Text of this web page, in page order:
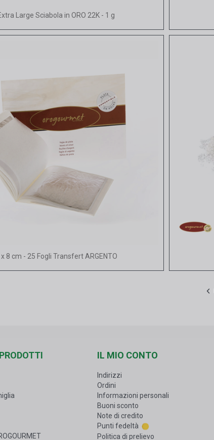
Vista rapida
Large Sciabola in ORO 22K - 1 g
Vista rapida
x 8 cm - 25 Fogli Transfert ARGENTO
IL MIO CONTO
Indirizzi
Ordini
Informazioni personali
Buoni sconto
Note di credito
Punti fedeltà
Politica di prelievo